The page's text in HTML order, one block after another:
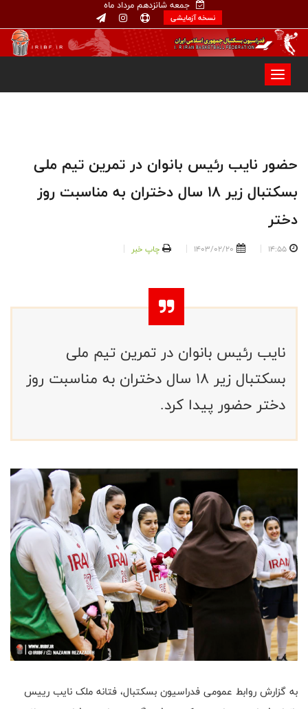
جمعه شانزدهم مرداد ماه
نسخه آزمایشی
حضور نایب رئیس بانوان در تمرین تیم ملی
بسکتبال زیر ۱۸ سال دختران به مناسبت روز
دختر
14:55
1403/02/20 چاپ خبر
نایب رئیس بانوان در تمرین تیم ملی
بسکتبال زیر ۱۸ سال دختران به مناسبت روز
دختر حضور پیدا کرد.
به گزارش روابط عمومی فدراسیون بسکتبال، فتانه ملک نایب رییس